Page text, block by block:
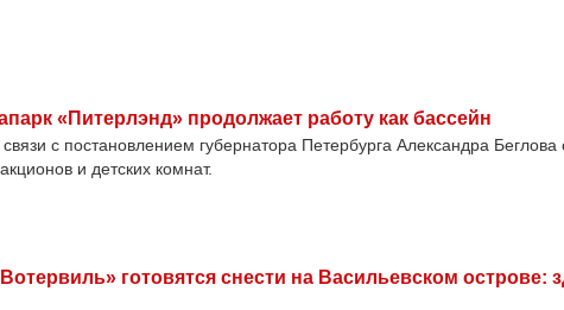
«Питерлэнд» продолжает работу как бассейн
с постановлением губернатора Петербурга Александра
и детских комнат.
готовятся снести на Васильевском острове: